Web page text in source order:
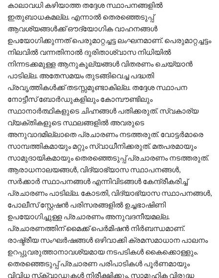
കാലാവധി കഴിയാത്ത തദ്ദേശ സ്ഥാപനങ്ങളില്‍
ഇതുബാധകമല്ല. എന്നാല്‍ തെരഞ്ഞെടുപ്പ്
ആവശ്യങ്ങള്‍ക്ക് ഔദ്യോഗിക വാഹനങ്ങള്‍
ഉപയോഗിക്കുന്നത് പെരുമാറ്റച്ചട്ട ലംഘനമാണ്. പെരുമാറ്റച്ചട്ടം
നിലവില്‍ വന്നതിനാല്‍ ദുരിതാശ്വാസ നിധിയില്‍
നിന്നടക്കമുള്ള ആനുകൂല്യങ്ങള്‍ വിതരണം ചെയ്യാന്‍
പാടില്ല. അതേസമയം തുടങ്ങിവെച്ച പദ്ധതി
പ്രവൃത്തികള്‍ക്ക് തടസ്സമുണ്ടാകില്ല. തദ്ദേശ സ്ഥാപന
നോട്ടീസ് ബോര്‍ഡുകളിലും കോമ്പൗണ്ടിലും
സ്ഥാനാര്‍ത്ഥികളുടെ ചിഹ്നങ്ങള്‍ പതിക്കരുത്. സ്വകാര്യ
വ്യക്തികളുടെ സ്ഥലങ്ങളില്‍ അവരുടെ
അനുവാദമില്ലാതെ പ്രചാരണം നടത്തരുത്. വോട്ടര്‍മാരെ
സാമ്പത്തികമായും മറ്റും സ്വാധീനിക്കരുത്. മതപരമായും
സാമുദായികമായും തെരഞ്ഞെടുപ്പ് പ്രചാരണം നടത്തരുത്.
ആരാധനാലയങ്ങള്‍, വിദ്യാഭ്യാസ സ്ഥാപനങ്ങള്‍,
സര്‍ക്കാര്‍ സ്ഥാപനങ്ങള്‍ എന്നിവിടങ്ങള്‍ കേന്ദ്രീകരിച്ച്
പ്രചാരണം പാടില്ല. കോടതി, വിദ്യാഭ്യാസ സ്ഥാപനങ്ങള്‍,
പോലീസ് സ്റ്റേഷന്‍ പരിസരങ്ങളില്‍ ഉച്ചഭാഷിണി
ഉപയോഗിച്ചുള്ള പ്രചാരണം അനുവദനീയമല്ല.
പ്രചാരണത്തിന് മൈക്ക് പെര്‍മിഷന്‍ നിര്‍ബന്ധമാണ്.
രാഷ്ട്രീയ സംഘര്‍ഷങ്ങള്‍ ഒഴിവാക്കി ക്രമസമാധാന പാലനം
ഉറപ്പുവരുത്താനാവശ്യമായ നടപടികള്‍ കൈക്കൊള്ളും.
തെരഞ്ഞെടുപ്പ് പ്രചാരണ പരിപാടികള്‍ പൂര്‍ണമായും
വിവിധ സ്‌ക്വാഡുകള്‍ നിരീക്ഷിക്കും. സാമൂഹിക വിരുദ്ധ